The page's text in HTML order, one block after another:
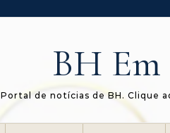
BH Em
Portal de notícias de BH. Clique